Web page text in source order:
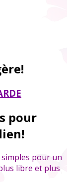
pour
simples pour un
libre et plus